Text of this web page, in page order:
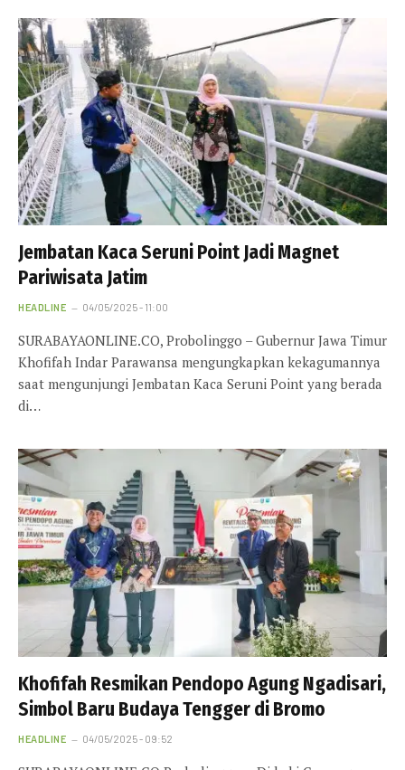
Jembatan Kaca Seruni Point Jadi Magnet
Pariwisata Jatim
HEADLINE 04/05/2025 - 11:00
SURABAYAONLINE.CO, Probolinggo – Gubernur Jawa Timur
Khofifah Indar Parawansa mengungkapkan kekagumannya
saat mengunjungi Jembatan Kaca Seruni Point yang berada
di…
Khofifah Resmikan Pendopo Agung Ngadisari,
Simbol Baru Budaya Tengger di Bromo
HEADLINE 04/05/2025 - 09:52